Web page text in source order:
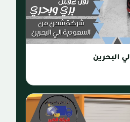
البحرين